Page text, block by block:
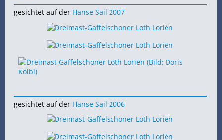
gesichtet auf der Hanse Sail 2007
gesichtet auf der Hanse Sail 2006